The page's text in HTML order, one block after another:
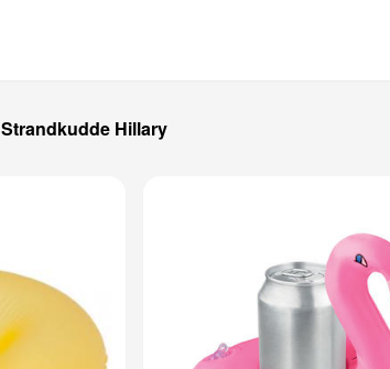
Strandkudde Hillary